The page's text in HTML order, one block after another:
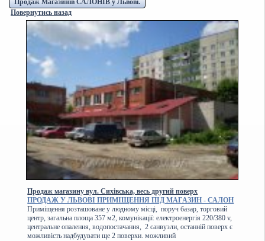
Продаж Магазинів САЛОНІВ у Львові.
Повернутись назад
Продаж магазину вул. Сихівська, весь другий поверх
ПРОДАЖ У ЛЬВОВІ ПРИМІЩЕННЯ ПІД МАГАЗИН - САЛОН
Приміщення розташоване у людному місці, поруч базар, торговий
центр, загальна площа 357 м2, комунікації: електроенергія 220/380 v,
центральне опалення, водопостачання, 2 санвузли, останній поверх є
можливість надбудувати ще 2 поверхи. можливий